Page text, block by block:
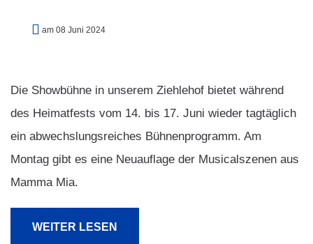
am 08 Juni 2024
Die Showbühne in unserem Ziehlehof bietet während
des Heimatfests vom 14. bis 17. Juni wieder tagtäglich
ein abwechslungsreiches Bühnenprogramm. Am
Montag gibt es eine Neuauflage der Musicalszenen aus
Mamma Mia.
WEITER LESEN